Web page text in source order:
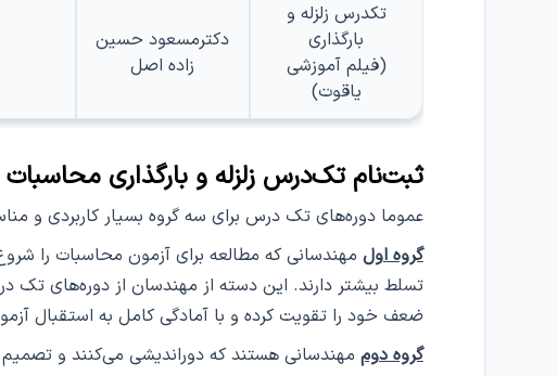
تکدرس زلزله و
بارگذاری
(فیلم آموزشی
یاقوت)
دکترمسعود حسین
زاده اصل
ثبت‌نام تک‌درس زلزله و بارگذاری
عموما دوره‌های تک درس برای سه گروه بسیار کاربردی و
گروه اول مهندسانی که مطالعه برای آزمون محاسبات را
تسلط بیشتر دارند. این دسته از مهندسان از دوره‌های تک
ضعف خود را تقویت کرده و با آمادگی کامل به استقبال
گروه دوم مهندسانی هستند که دوراندیشی می‌کنند و تصمیم